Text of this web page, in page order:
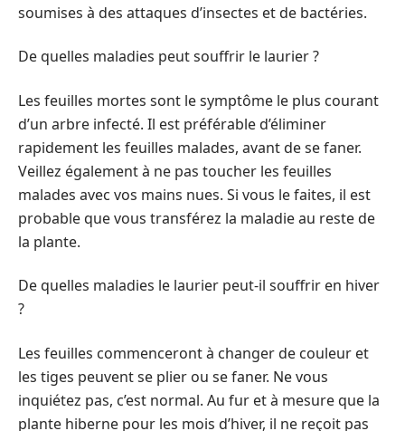
soumises à des attaques d’insectes et de bactéries.
De quelles maladies peut souffrir le laurier ?
Les feuilles mortes sont le symptôme le plus courant
d’un arbre infecté. Il est préférable d’éliminer
rapidement les feuilles malades, avant de se faner.
Veillez également à ne pas toucher les feuilles
malades avec vos mains nues. Si vous le faites, il est
probable que vous transférez la maladie au reste de
la plante.
De quelles maladies le laurier peut-il souffrir en hiver
?
Les feuilles commenceront à changer de couleur et
les tiges peuvent se plier ou se faner. Ne vous
inquiétez pas, c’est normal. Au fur et à mesure que la
plante hiberne pour les mois d’hiver, il ne reçoit pas